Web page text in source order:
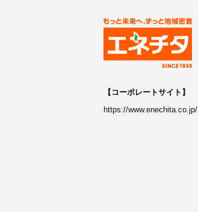
【コーポレートサイト】
https://www.enechita.co.jp/